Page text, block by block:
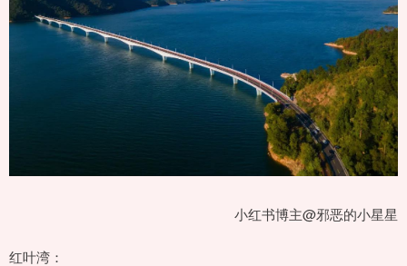
小红书博主@邪恶的小星星
红叶湾：